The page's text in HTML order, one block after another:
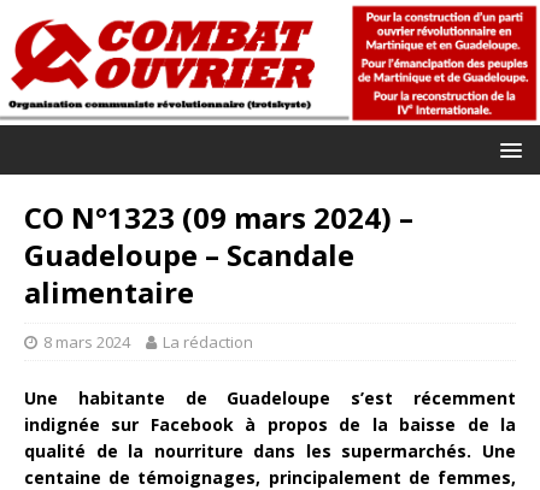
CO N°1323 (09 mars 2024) –
Guadeloupe – Scandale
alimentaire
8 mars 2024 La rédaction
Une habitante de Guadeloupe s’est récemment
indignée sur Facebook à propos de la baisse de la
qualité de la nourriture dans les supermarchés. Une
centaine de témoignages, principalement de femmes,